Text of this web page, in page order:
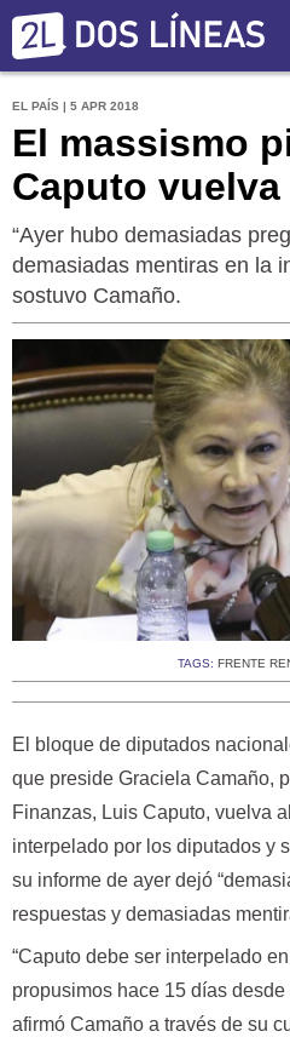
EL PAÍS | 5 APR 2018
El massismo
Caputo
“Ayer hubo demasiadas
demasiadas mentiras en la
sostuvo Camaño.
TAGS: FRENTE
El bloque de diputados
que preside Graciela Camaño,
Finanzas, Luis Caputo, vuelva
interpelado por los diputados y
su informe de ayer dejó
respuestas y demasiadas
“Caputo debe ser interpelado
propusimos hace 15 días desde
afirmó Camaño a través de su